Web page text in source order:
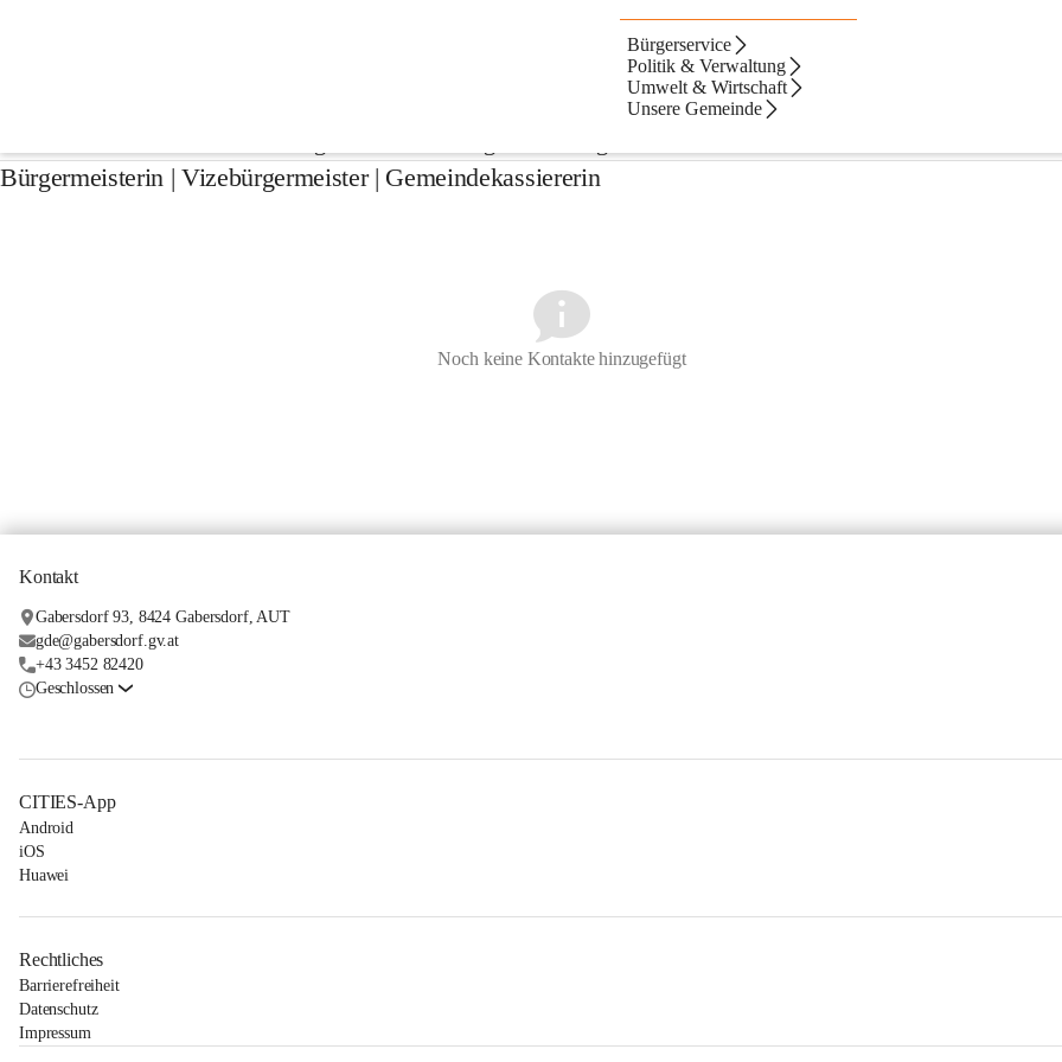
Bürgerservice
Politik & Verwaltung
Umwelt & Wirtschaft
Unsere Gemeinde
Der Gemeindevorstand wird von der Gemeindevertretung aus seiner Mitte gewählt, besteht aus der
BürgermeisterIn, den Stellvertretern (Vizebürgermeistern) und weiteren Mitgliedern und ist das
Bürgermeisterin | Vizebürgermeister | Gemeindekassiererin
Noch keine Kontakte hinzugefügt
Kontakt
Gabersdorf 93, 8424 Gabersdorf, AUT
gde@gabersdorf.gv.at
+43 3452 82420
Geschlossen
CITIES-App
Android
iOS
Huawei
Rechtliches
Barrierefreiheit
Datenschutz
Impressum